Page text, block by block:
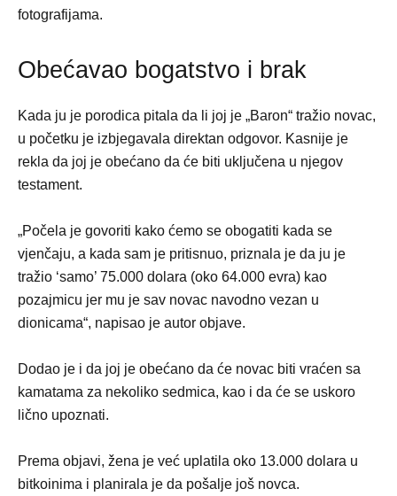
fotografijama.
Obećavao bogatstvo i brak
Kada ju je porodica pitala da li joj je „Baron“ tražio novac,
u početku je izbjegavala direktan odgovor. Kasnije je
rekla da joj je obećano da će biti uključena u njegov
testament.
„Počela je govoriti kako ćemo se obogatiti kada se
vjenčaju, a kada sam je pritisnuo, priznala je da ju je
tražio ‘samo’ 75.000 dolara (oko 64.000 evra) kao
pozajmicu jer mu je sav novac navodno vezan u
dionicama“, napisao je autor objave.
Dodao je i da joj je obećano da će novac biti vraćen sa
kamatama za nekoliko sedmica, kao i da će se uskoro
lično upoznati.
Prema objavi, žena je već uplatila oko 13.000 dolara u
bitkoinima i planirala je da pošalje još novca.